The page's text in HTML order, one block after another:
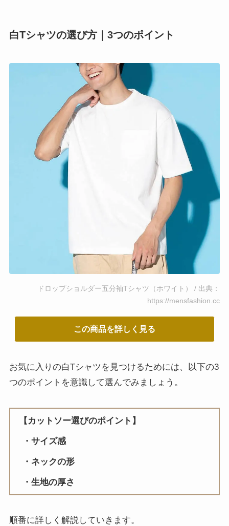
白Tシャツの選び方｜3つのポイント
ドロップショルダー五分袖Tシャツ（ホワイト） / 出典：
https://mensfashion.cc
この商品を詳しく見る
お気に入りの白Tシャツを見つけるためには、以下の3
つのポイントを意識して選んでみましょう。
【カットソー選びのポイント】
サイズ感
ネックの形
生地の厚さ
順番に詳しく解説していきます。